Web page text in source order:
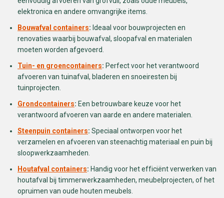
elektronica en andere omvangrijke items.
Bouwafval containers: Ideaal voor bouwprojecten en
renovaties waarbij bouwafval, sloopafval en materialen
moeten worden afgevoerd.
Tuin- en groencontainers: Perfect voor het verantwoord
afvoeren van tuinafval, bladeren en snoeiresten bij
tuinprojecten.
Grondcontainers: Een betrouwbare keuze voor het
verantwoord afvoeren van aarde en andere materialen.
Steenpuin containers: Speciaal ontworpen voor het
verzamelen en afvoeren van steenachtig materiaal en puin bij
sloopwerkzaamheden.
Houtafval containers: Handig voor het efficiënt verwerken van
houtafval bij timmerwerkzaamheden, meubelprojecten, of het
opruimen van oude houten meubels.